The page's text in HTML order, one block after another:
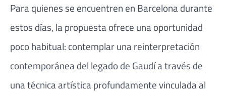
Para quienes se encuentren en Barcelona durante
estos días, la propuesta ofrece una oportunidad
poco habitual: contemplar una reinterpretación
contemporánea del legado de Gaudí a través de
una técnica artística profundamente vinculada al